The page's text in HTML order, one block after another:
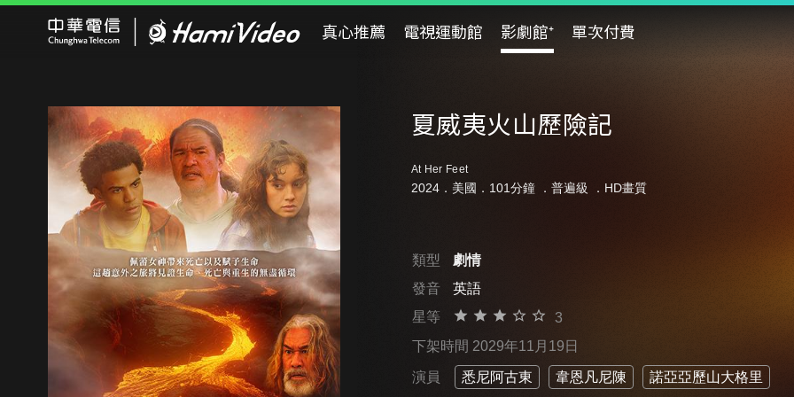
真心推薦 電視運動館 影劇館⁺ 單次付費
夏威夷火山歷險記
At Her Feet
2024．美國．101分鐘 ． 普遍級 ．HD畫質
類型
劇情
發音
英語
星等
3
下架時間 2029年11月19日
演員 悉尼阿古東 韋恩凡尼陳 諾亞亞歷山大格里